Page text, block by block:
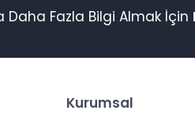
Daha Fazla Bilgi Almak İçin
Kurumsal